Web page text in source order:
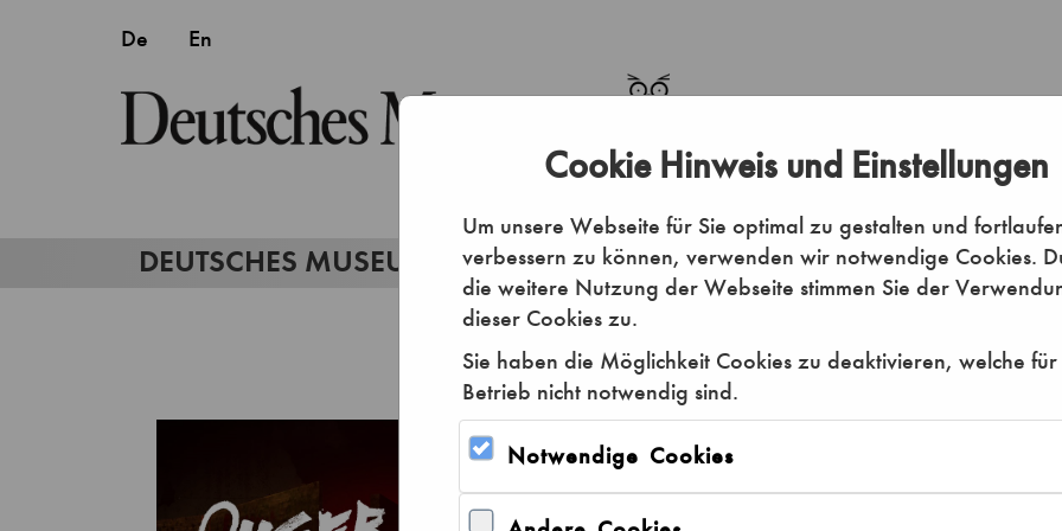
Cookie Hinweis und Einstellungen
Um unsere Webseite für Sie optimal zu gestalten und
verbessern zu können, verwenden wir notwendige Cookies.
die weitere Nutzung der Webseite stimmen Sie der
dieser Cookies zu.
Sie haben die Möglichkeit Cookies zu deaktivieren, welche
Betrieb nicht notwendig sind.
Notwendige Cookies
VR Experience "Queer Utopia"
im Rahmen der Pride Week